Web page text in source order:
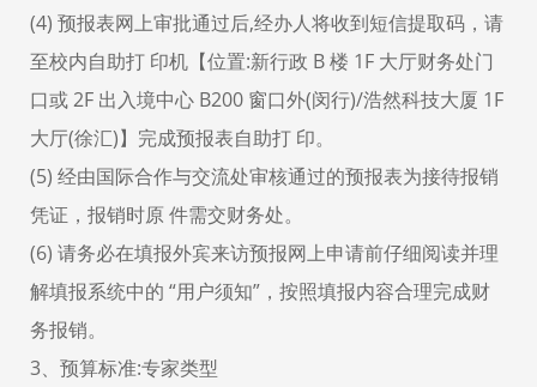
(4) 预报表网上审批通过后,经办人将收到短信提取码，请
至校内自助打 印机【位置:新行政 B 楼 1F 大厅财务处门
口或 2F 出入境中心 B200 窗口外(闵行)/浩然科技大厦 1F
大厅(徐汇)】完成预报表自助打 印。
(5) 经由国际合作与交流处审核通过的预报表为接待报销
凭证，报销时原 件需交财务处。
(6) 请务必在填报外宾来访预报网上申请前仔细阅读并理
解填报系统中的 “用户须知”，按照填报内容合理完成财
务报销。
3、预算标准:专家类型